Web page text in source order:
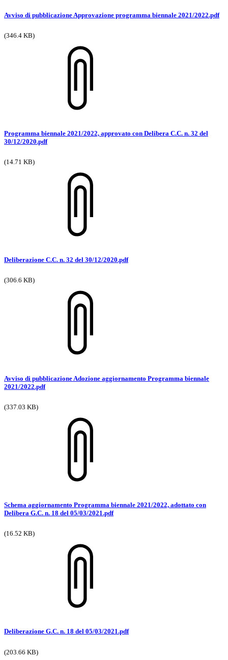
Avviso di pubblicazione Approvazione programma biennale 2021/2022.pdf
(346.4 KB)
Programma biennale 2021/2022, approvato con Delibera C.C. n. 32 del
30/12/2020.pdf
(14.71 KB)
Deliberazione C.C. n. 32 del 30/12/2020.pdf
(306.6 KB)
Avviso di pubblicazione Adozione aggiornamento Programma biennale
2021/2022.pdf
(337.03 KB)
Schema aggiornamento Programma biennale 2021/2022, adottato con
Delibera G.C. n. 18 del 05/03/2021.pdf
(16.52 KB)
Deliberazione G.C. n. 18 del 05/03/2021.pdf
(203.66 KB)